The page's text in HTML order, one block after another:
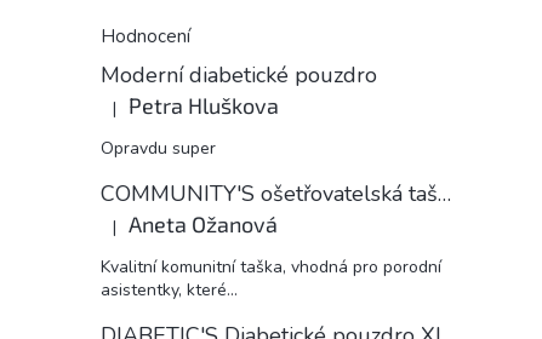
Hodnocení
Moderní diabetické pouzdro
Hodnocení produktu je 5 z 5 hvězdiček.
| Petra Hluškova
Opravdu super
COMMUNITY'S ošetřovatelská taška
Hodnocení produktu je 5 z 5 hvězdiček.
| Aneta Ožanová
Kvalitní komunitní taška, vhodná pro porodní
asistentky, které...